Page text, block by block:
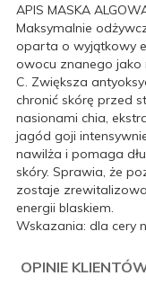
APIS MASKA
Maksymalnie
oparta o wyjątkowy
owocu znanego jako
C. Zwiększa
chronić skórę przed
nasionami chia,
jagód goji
nawilża i pomaga
skóry. Sprawia, że
zostaje
energii blaskiem.
Wskazania: dla cery
OPINIE